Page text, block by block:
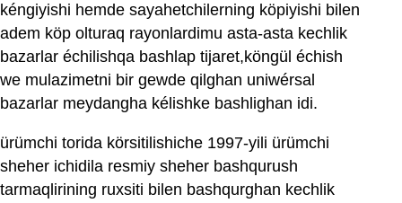
kéngiyishi hemde sayahetchilerning köpiyishi bilen
adem köp olturaq rayonlardimu asta-asta kechlik
bazarlar échilishqa bashlap tijaret,köngül échish
we mulazimetni bir gewde qilghan uniwérsal
bazarlar meydangha kélishke bashlighan idi.
ürümchi torida körsitilishiche 1997-yili ürümchi
sheher ichidila resmiy sheher bashqurush
tarmaqlirining ruxsiti bilen bashqurghan kechlik